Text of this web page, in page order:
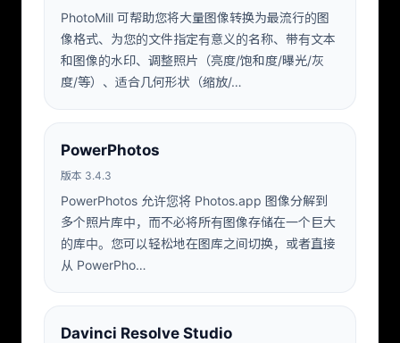
PhotoMill 可帮助您将大量图像转换为最流行的图
像格式、为您的文件指定有意义的名称、带有文本
和图像的水印、调整照片（亮度/饱和度/曝光/灰
度/等）、适合几何形状（缩放/…
PowerPhotos
版本 3.4.3
PowerPhotos 允许您将 Photos.app 图像分解到
多个照片库中，而不必将所有图像存储在一个巨大
的库中。您可以轻松地在图库之间切换，或者直接
从 PowerPho…
Davinci Resolve Studio